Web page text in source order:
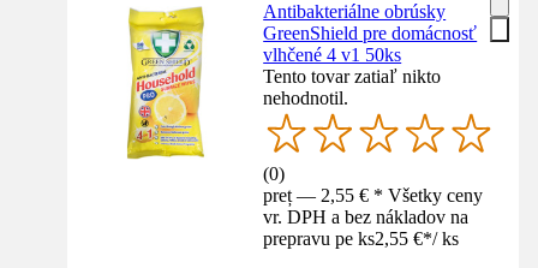
Antibakteriálne obrúsky
GreenShield pre domácnosť
vlhčené 4 v1 50ks
Tento tovar zatiaľ nikto
nehodnotil.
(0)
preț — 2,55 € * Všetky ceny
vr. DPH a bez nákladov na
prepravu pe ks2,55 €*/ ks